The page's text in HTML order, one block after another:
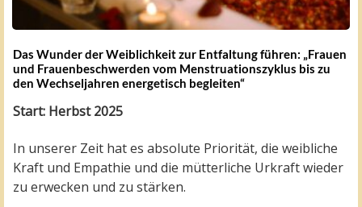
Das Wunder der Weiblichkeit zur Entfaltung führen: „Frauen
und Frauenbeschwerden vom Menstruationszyklus bis zu
den Wechseljahren energetisch begleiten“
Start: Herbst 2025
In unserer Zeit hat es absolute Priorität, die weibliche
Kraft und Empathie und die mütterliche Urkraft wieder
zu erwecken und zu stärken.